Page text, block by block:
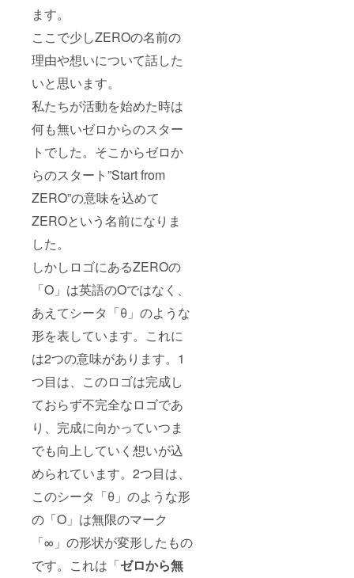
ます。
ここで少しZEROの名前の
理由や想いについて話した
いと思います。
私たちが活動を始めた時は
何も無いゼロからのスター
トでした。そこからゼロか
らのスタート”Start from
ZERO”の意味を込めて
ZEROという名前になりま
した。
しかしロゴにあるZEROの
「O」は英語のOではなく、
あえてシータ「θ」のような
形を表しています。これに
は2つの意味があります。1
つ目は、このロゴは完成し
ておらず不完全なロゴであ
り、完成に向かっていつま
でも向上していく想いが込
められています。2つ目は、
このシータ「θ」のような形
の「O」は無限のマーク
「∞」の形状が変形したもの
です。これは「ゼロから無